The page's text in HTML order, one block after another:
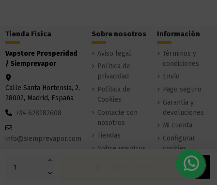
Tienda Física
Vapstore Prosperidad
/ Siemprevapor
Calle Santa Hortensia, 2,
28002, Madrid, España
+34 628282608
info@siemprevapor.com
Sobre nosotros
Aviso legal
Política de
privacidad
Política de
Cookies
Contacte con
nosotros
Tiendas
Sobre nosotros
Información
Términos y
condiciones
Envío
Pago seguro
Garantía y
devoluciones
Mi cuenta
Configurar
cookies